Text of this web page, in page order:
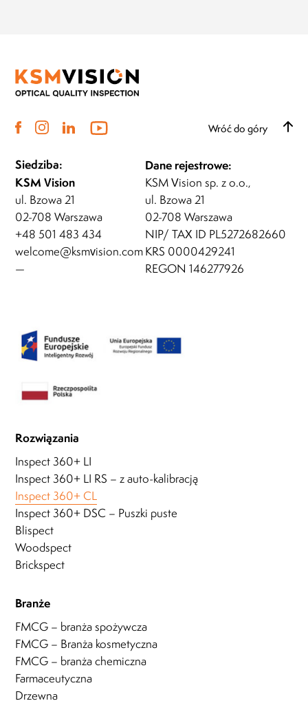
Wróć do góry
Siedziba:
KSM Vision
ul. Bzowa 21
02-708 Warszawa
+48 501 483 434
welcome@ksmvision.com
—
Dane rejestrowe:
KSM Vision sp. z o.o.,
ul. Bzowa 21
02-708 Warszawa
NIP/ TAX ID PL5272682660
KRS 0000429241
REGON 146277926
Rozwiązania
Inspect 360+ LI
Inspect 360+ LI RS – z auto-kalibracją
Inspect 360+ CL
Inspect 360+ DSC – Puszki puste
Blispect
Woodspect
Brickspect
Branże
FMCG – branża spożywcza
FMCG – Branża kosmetyczna
FMCG – branża chemiczna
Farmaceutyczna
Drzewna